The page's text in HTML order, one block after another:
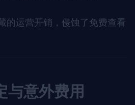
的运营开销，侵蚀了免费查看
与意外费用